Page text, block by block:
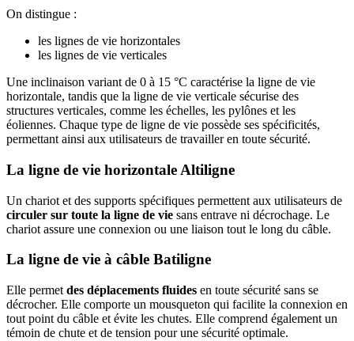
On distingue :
les lignes de vie horizontales
les lignes de vie verticales
Une inclinaison variant de 0 à 15 °C caractérise la ligne de vie
horizontale, tandis que la ligne de vie verticale sécurise des
structures verticales, comme les échelles, les pylônes et les
éoliennes. Chaque type de ligne de vie possède ses spécificités,
permettant ainsi aux utilisateurs de travailler en toute sécurité.
La ligne de vie horizontale Altiligne
Un chariot et des supports spécifiques permettent aux utilisateurs de
circuler sur toute la ligne de vie sans entrave ni décrochage. Le
chariot assure une connexion ou une liaison tout le long du câble.
La ligne de vie à câble Batiligne
Elle permet des déplacements fluides en toute sécurité sans se
décrocher. Elle comporte un mousqueton qui facilite la connexion en
tout point du câble et évite les chutes. Elle comprend également un
témoin de chute et de tension pour une sécurité optimale.